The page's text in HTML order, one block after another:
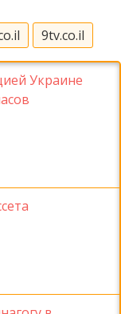
9tv.co.il
Украине